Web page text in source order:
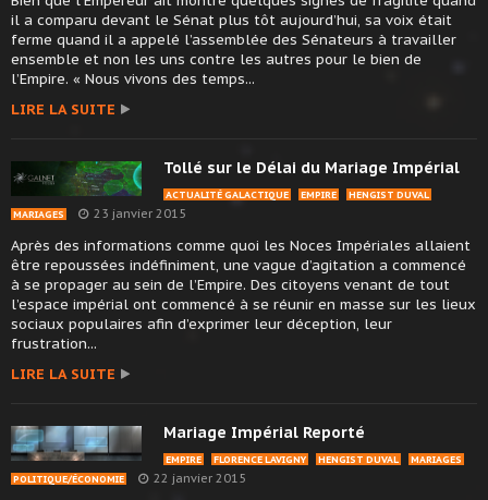
il a comparu devant le Sénat plus tôt aujourd’hui, sa voix était
ferme quand il a appelé l’assemblée des Sénateurs à travailler
ensemble et non les uns contre les autres pour le bien de
l’Empire. « Nous vivons des temps...
LIRE LA SUITE
Tollé sur le Délai du Mariage Impérial
ACTUALITÉ GALACTIQUE EMPIRE
HENGIST DUVAL
MARIAGES
23 janvier 2015
Après des informations comme quoi les Noces Impériales allaient
être repoussées indéfiniment, une vague d’agitation a commencé
à se propager au sein de l’Empire. Des citoyens venant de tout
l’espace impérial ont commencé à se réunir en masse sur les lieux
sociaux populaires afin d’exprimer leur déception, leur
frustration...
LIRE LA SUITE
Mariage Impérial Reporté
EMPIRE FLORENCE LAVIGNY HENGIST DUVAL
MARIAGES
POLITIQUE/ÉCONOMIE
22 janvier 2015